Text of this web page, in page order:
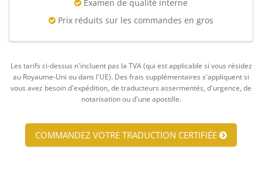
Examen de qualité interne
Prix réduits sur les commandes en gros
Les tarifs ci-dessus n'incluent pas la TVA (qui est applicable si vous résidez
au Royaume-Uni ou dans l'UE). Des frais supplémentaires s'appliquent si
vous avez besoin d'expédition, de traducteurs assermentés, d'urgence, de
notarisation ou d'une apostille.
COMMANDEZ VOTRE TRADUCTION CERTIFIÉE